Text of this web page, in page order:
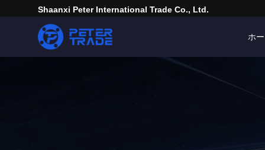
Shaanxi Peter International Trade Co., Ltd.
ホ